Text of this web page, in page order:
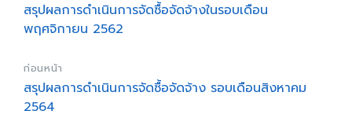
สรุปผลการดำเนินการจัดซื้อจัดจ้างในรอบเดือน
พฤศจิกายน 2562
ก่อนหน้า
สรุปผลการดำเนินการจัดซื้อจัดจ้าง รอบเดือนสิงหาคม
2564